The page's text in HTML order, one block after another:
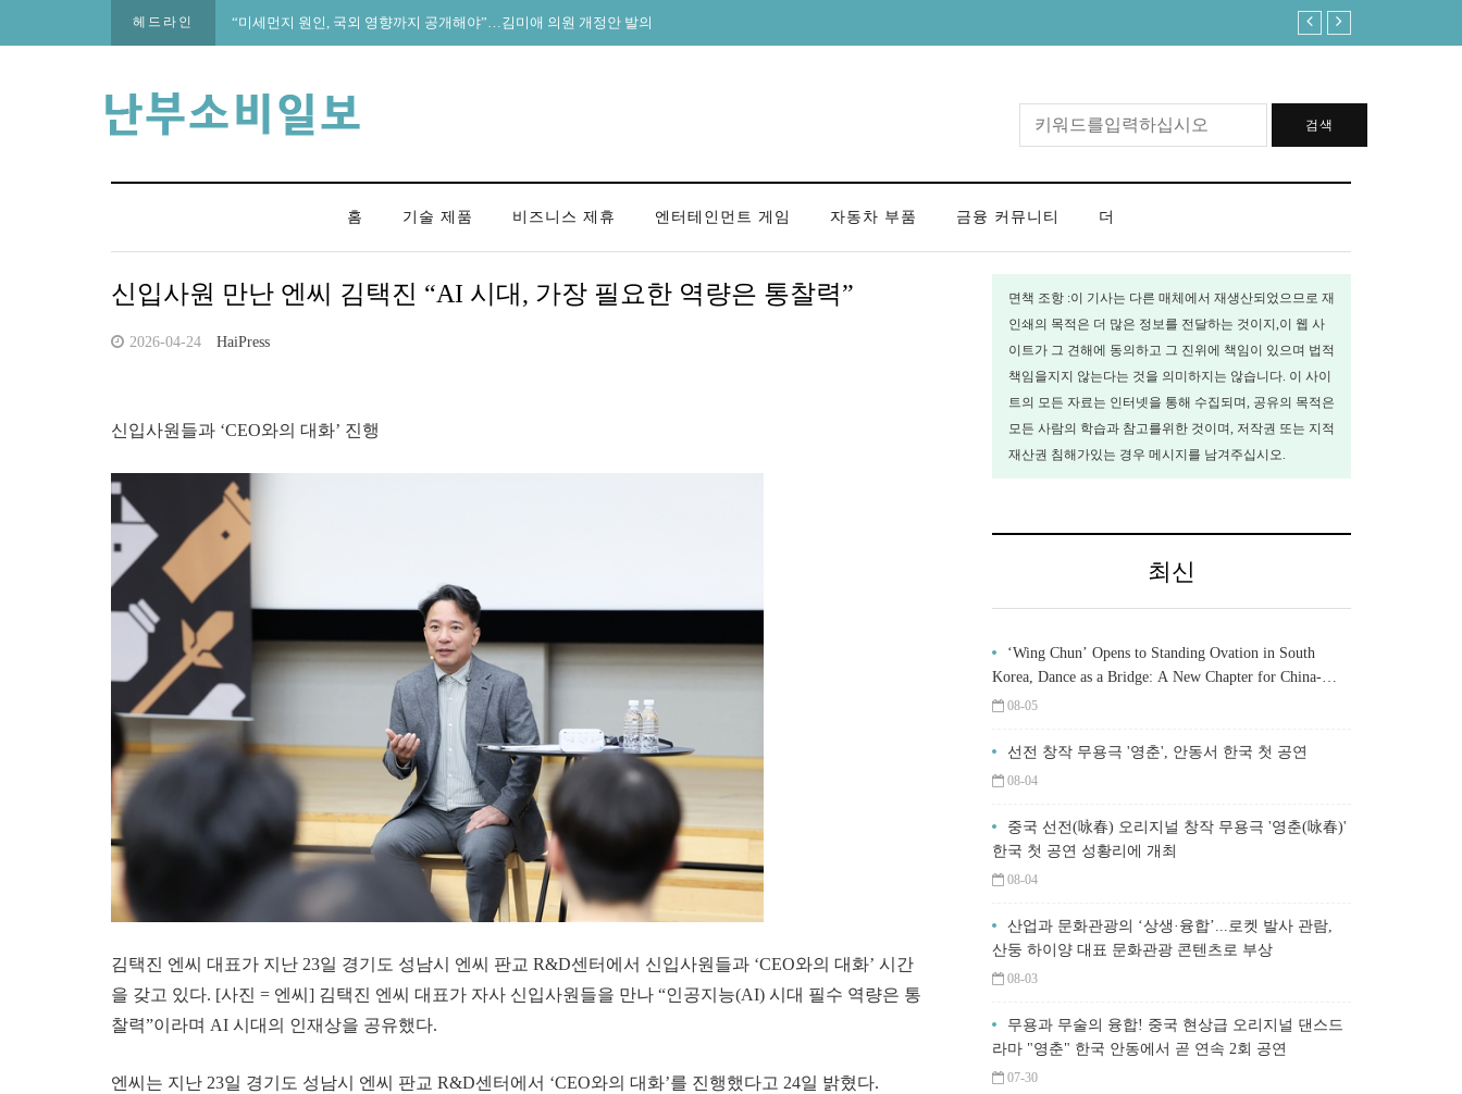
헤드라인 “미세먼지 원인, 국외 영향까지 공개해야”…김미애 의원 개정안 발의 4월에 20% 뛴 석유값, 이제 시작이
검색
홈 기술 제품 비즈니스 제휴 엔터테인먼트 게임 자동차 부품 금융 커뮤니티 더
신입사원 만난 엔씨 김택진 “AI 시대, 가장 필요한 역량은 통찰력”
2026-04-24 HaiPress
신입사원들과 ‘CEO와의 대화’ 진행
김택진 엔씨 대표가 지난 23일 경기도 성남시 엔씨 판교 R&D센터에서 신입사원들과 ‘CEO와의 대화’ 시간
을 갖고 있다. [사진 = 엔씨] 김택진 엔씨 대표가 자사 신입사원들을 만나 “인공지능(AI) 시대 필수 역량은 통
찰력”이라며 AI 시대의 인재상을 공유했다.
엔씨는 지난 23일 경기도 성남시 엔씨 판교 R&D센터에서 ‘CEO와의 대화’를 진행했다고 24일 밝혔다.
면책 조항 :이 기사는 다른 매체에서 재생산되었으므로 재
인쇄의 목적은 더 많은 정보를 전달하는 것이지,이 웹 사
이트가 그 견해에 동의하고 그 진위에 책임이 있으며 법적
책임을지지 않는다는 것을 의미하지는 않습니다. 이 사이
트의 모든 자료는 인터넷을 통해 수집되며, 공유의 목적은
모든 사람의 학습과 참고를위한 것이며, 저작권 또는 지적
재산권 침해가있는 경우 메시지를 남겨주십시오.
최신
‘Wing Chun’ Opens to Standing Ovation in South
Korea, Dance as a Bridge: A New Chapter for China-
Korea Cultural Exchange.
08-05
선전 창작 무용극 '영춘', 안동서 한국 첫 공연
08-04
중국 선전(咏春) 오리지널 창작 무용극 '영춘(咏春)'
한국 첫 공연 성황리에 개최
08-04
산업과 문화관광의 ‘상생·융합’...로켓 발사 관람,
산둥 하이양 대표 문화관광 콘텐츠로 부상
08-03
무용과 무술의 융합! 중국 현상급 오리지널 댄스드
라마 "영춘" 한국 안동에서 곧 연속 2회 공연
07-30